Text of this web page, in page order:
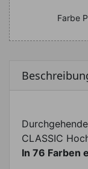
Farbe
CLASSIC
In 76 Farben